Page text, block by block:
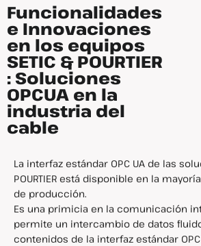
Funcionalidades
e Innovaciones
en los equipos
SETIC & POURTIER
: Soluciones
OPCUA en la
industria del
cable
La interfaz estándar OPC UA de las
POURTIER está disponible en la
de producción.
Es una primicia en la comunicación
permite un intercambio de datos
contenidos de la interfaz estándar OPC